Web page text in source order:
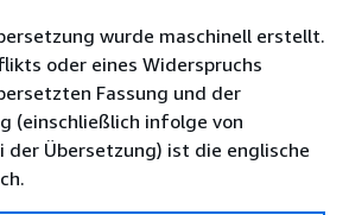
wurde maschinell erstellt.
oder eines Widerspruchs
Fassung und der
(einschließlich infolge von
der Übersetzung) ist die englische